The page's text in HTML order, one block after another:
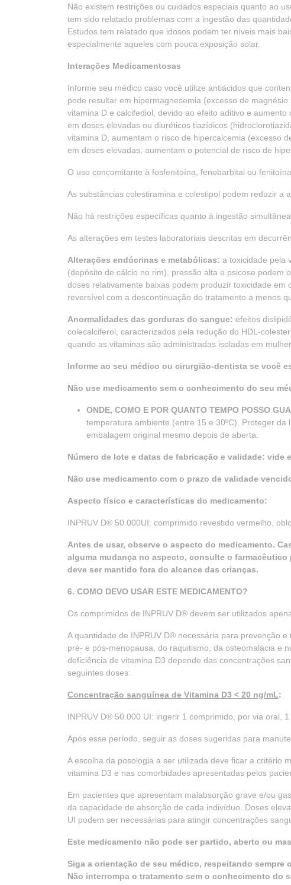
Não existem restrições ou cuidados especiais quanto ao
tem sido relatado problemas com a ingestão das
Estudos tem relatado que idosos podem ter níveis mais
especialmente aqueles com pouca exposição solar.
Interações Medicamentosas
Informe seu médico caso você utilize antiácidos que
pode resultar em hipermagnesemia (excesso de
vitamina D e calcifediol, devido ao efeito aditivo e
em doses elevadas ou diuréticos tiazídicos
vitamina D, aumentam o risco de hipercalcemia (excesso
em doses elevadas, aumentam o potencial de risco de
O uso concomitante à fosfenitoína, fenobarbital ou
As substâncias colestiramina e colestipol podem reduzir a
Não há restrições específicas quanto à ingestão
As alterações em testes laboratoriais descritas em
Alterações endócrinas e metabólicas: a toxicidade pela
(depósito de cálcio no rim), pressão alta e psicose podem
doses relativamente baixas podem produzir toxicidade
reversível com a descontinuação do tratamento a menos
Anormalidades das gorduras do sangue: efeitos
colecalciferol, caracterizados pela redução do HDL-
quando as vitaminas são administradas isoladas em
Informe ao seu médico ou cirurgião-dentista se você
Não use medicamento sem o conhecimento do seu
ONDE, COMO E POR QUANTO TEMPO POSSO
temperatura ambiente (entre 15 e 30ºC). Proteger
embalagem original mesmo depois de aberta.
Número de lote e datas de fabricação e validade: vide
Não use medicamento com o prazo de validade
Aspecto físico e características do medicamento:
INPRUV D® 50.000UI: comprimido revestido vermelho,
Antes de usar, observe o aspecto do medicamento.
alguma mudança no aspecto, consulte o
deve ser mantido fora do alcance das crianças.
6. COMO DEVO USAR ESTE MEDICAMENTO?
Os comprimidos de INPRUV D® devem ser utilizados
A quantidade de INPRUV D® necessária para prevenção
pré- e pós-menopausa, do raquitismo, da osteomalácia e
deficiência de vitamina D3 depende das concentrações
seguintes doses:
Concentração sanguínea de Vitamina D3 < 20 ng/mL:
INPRUV D® 50.000 UI: ingerir 1 comprimido, por via oral,
Após esse período, seguir as doses sugeridas para
A escolha da posologia a ser utilizada deve ficar a critério
vitamina D3 e nas comorbidades apresentadas pelos
Em pacientes que apresentam malabsorção grave e/ou
da capacidade de absorção de cada indivíduo. Doses
UI podem ser necessárias para atingir concentrações
Este medicamento não pode ser partido, aberto ou
Siga a orientação de seu médico, respeitando
Não interrompa o tratamento sem o conhecimento do